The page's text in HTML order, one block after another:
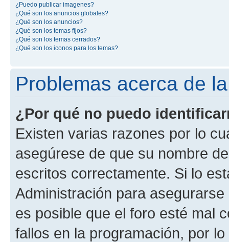
¿Puedo publicar imagenes?
¿Qué son los anuncios globales?
¿Qué son los anuncios?
¿Qué son los temas fijos?
¿Qué son los temas cerrados?
¿Qué son los iconos para los temas?
Problemas acerca de
¿Por qué no puedo
Existen varias razones por lo
asegúrese de que su nombre
escritos correctamente. Si lo
Administración para
es posible que el foro esté mal
fallos en la programación, por